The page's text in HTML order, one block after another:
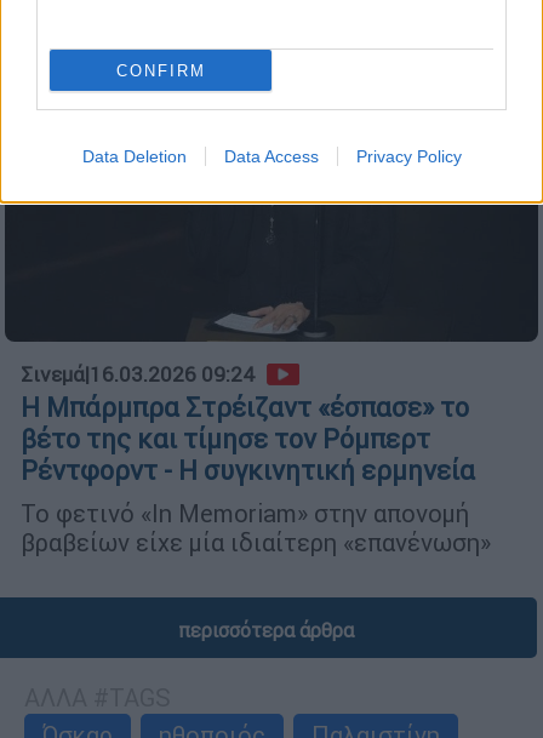
CONFIRM
Data Deletion Data Access Privacy Policy
Σινεμά|16.03.2026 09:24
Η Μπάρμπρα Στρέιζαντ «έσπασε» το
βέτο της και τίμησε τον Ρόμπερτ
Ρέντφορντ - Η συγκινητική ερμηνεία
Το φετινό «In Memoriam» στην απονομή
βραβείων είχε μία ιδιαίτερη «επανένωση»
περισσότερα άρθρα